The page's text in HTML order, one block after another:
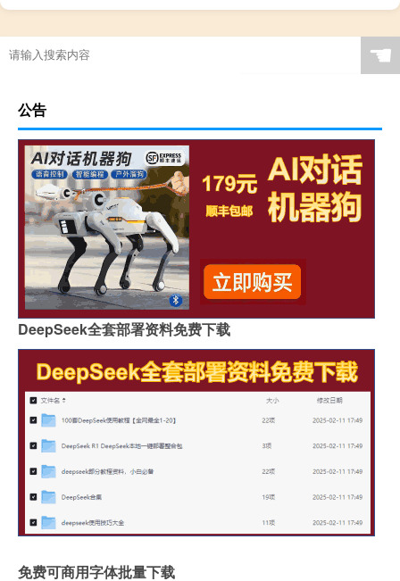
☚
公告
DeepSeek全套部署资料免费下载
免费可商用字体批量下载